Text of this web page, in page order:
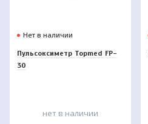
Нет в наличии
Пульсоксиметр Topmed FP-
30
нет в наличии